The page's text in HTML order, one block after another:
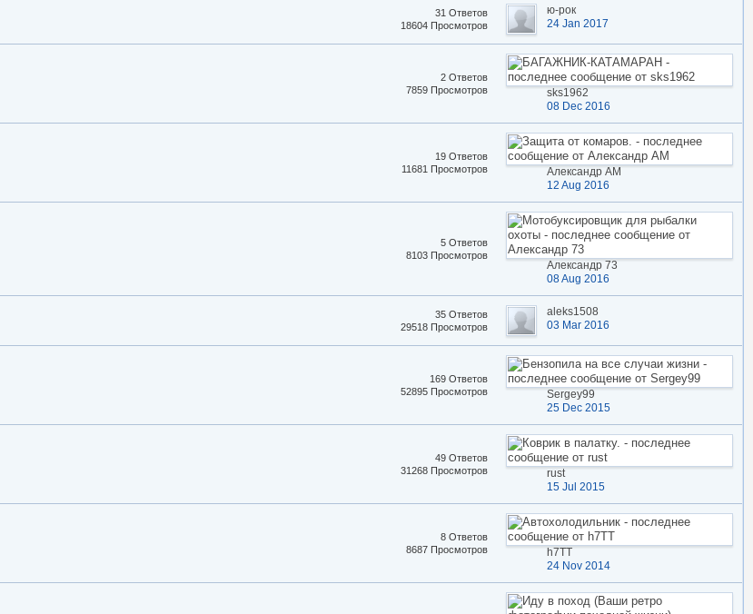
31 Ответов
18604 Просмотров
ю-рок
24 Jan 2017
2 Ответов
7859 Просмотров
sks1962
08 Dec 2016
19 Ответов
11681 Просмотров
Александр АМ
12 Aug 2016
5 Ответов
8103 Просмотров
Александр 73
08 Aug 2016
35 Ответов
29518 Просмотров
aleks1508
03 Mar 2016
169 Ответов
52895 Просмотров
Sergey99
25 Dec 2015
49 Ответов
31268 Просмотров
rust
15 Jul 2015
8 Ответов
8687 Просмотров
h7TT
24 Nov 2014